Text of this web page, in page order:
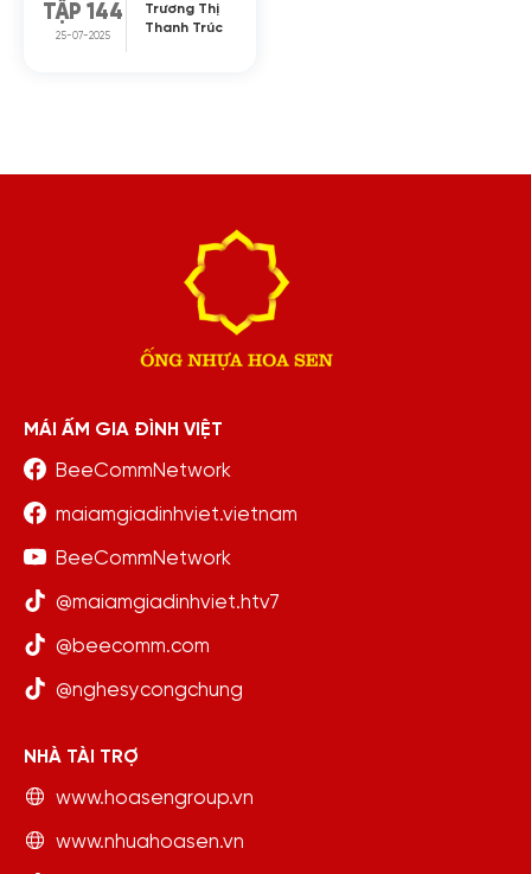
TẬP 144
25-07-2025
Trương Thị
Thanh Trúc
MÁI ẤM GIA ĐÌNH VIỆT
BeeCommNetwork
maiamgiadinhviet.vietnam
BeeCommNetwork
@maiamgiadinhviet.htv7
@beecomm.com
@nghesycongchung
NHÀ TÀI TRỢ
www.hoasengroup.vn
www.nhuahoasen.vn